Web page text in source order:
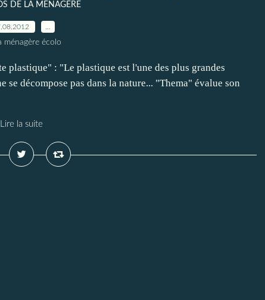
DE LA MÉNAGÈRE
ménagère écolo
plastique" : "Le plastique est l'une des plus grandes
décompose pas dans la nature... "Thema" évalue son
Lire la suite